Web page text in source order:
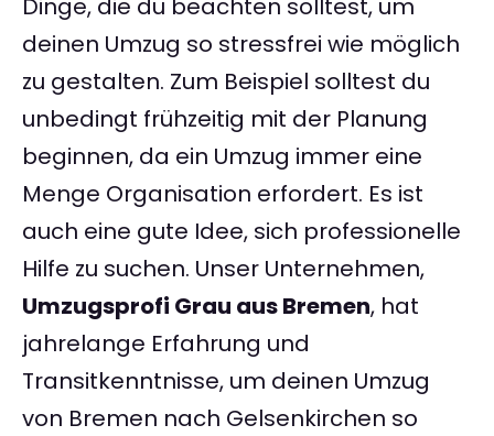
Dinge, die du beachten solltest, um
deinen Umzug so stressfrei wie möglich
zu gestalten. Zum Beispiel solltest du
unbedingt frühzeitig mit der Planung
beginnen, da ein Umzug immer eine
Menge Organisation erfordert. Es ist
auch eine gute Idee, sich professionelle
Hilfe zu suchen. Unser Unternehmen,
Umzugsprofi Grau aus Bremen, hat
jahrelange Erfahrung und
Transitkenntnisse, um deinen Umzug
von Bremen nach Gelsenkirchen so